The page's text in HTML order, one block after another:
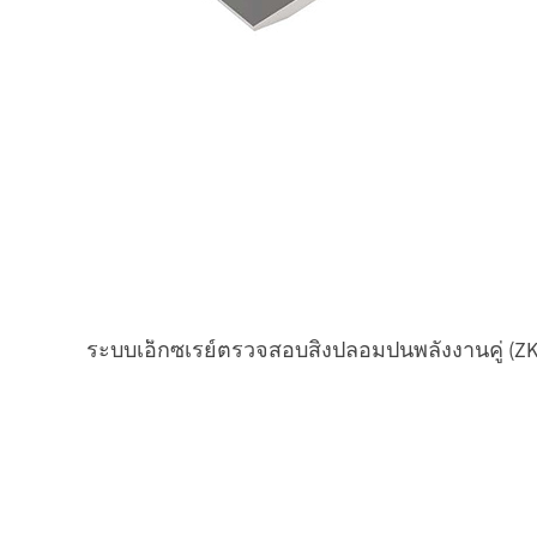
ระบบเอ็กซเรย์ตรวจสอบสิ่งปลอมปนพลังงานคู่